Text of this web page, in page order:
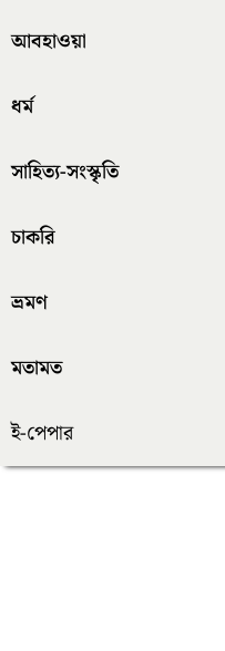
আবহাওয়া
ধর্ম
সাহিত্য-সংস্কৃতি
চাকরি
ভ্রমণ
মতামত
ই-পেপার